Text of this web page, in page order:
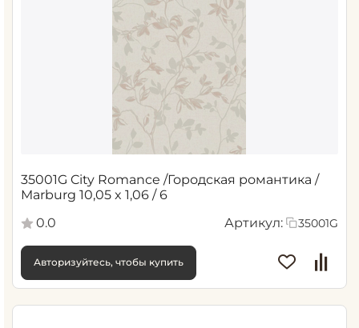
35001G City Romance /Городская романтика /
Marburg 10,05 x 1,06 / 6
0.0
Артикул: 35001G
Авторизуйтесь, чтобы купить